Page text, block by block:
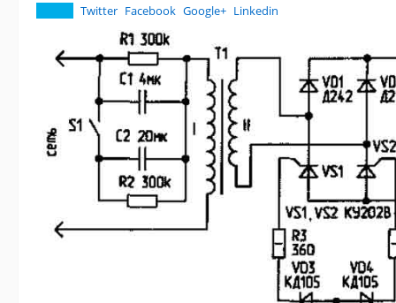
Twitter Facebook Google+ Linkedin